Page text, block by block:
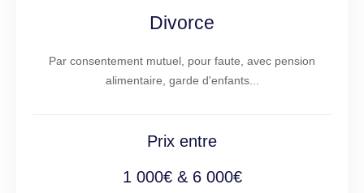
Divorce
Par consentement mutuel, pour faute, avec pension
alimentaire, garde d'enfants...
Prix entre
1 000€ & 6 000€